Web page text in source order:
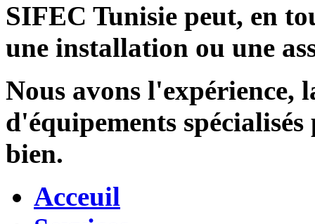
SIFEC Tunisie peut, en
une installation ou une
Nous avons l'expérience,
d'équipements
bien.
Acceuil